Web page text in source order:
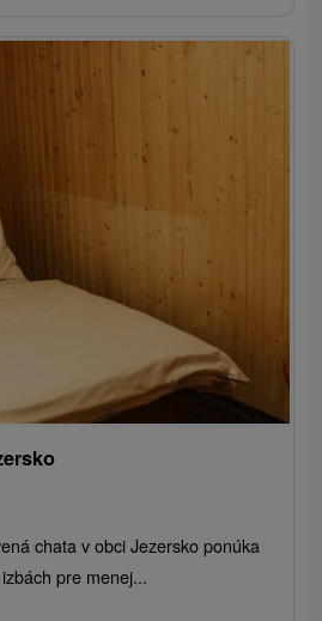
chata v obci Jezersko ponúka
pre menej...